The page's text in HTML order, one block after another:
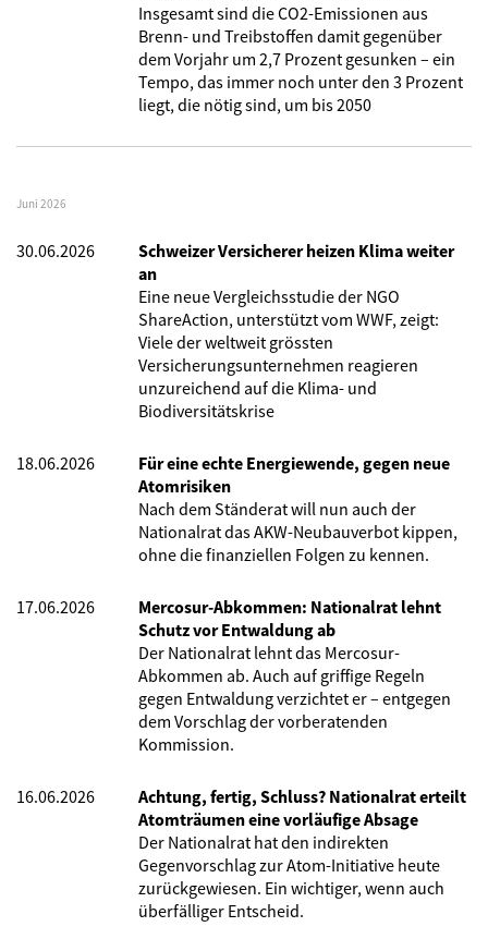
Insgesamt sind die CO2-Emissionen aus
Brenn- und Treibstoffen damit gegenüber
dem Vorjahr um 2,7 Prozent gesunken – ein
Tempo, das immer noch unter den 3 Prozent
liegt, die nötig sind, um bis 2050
Juni 2026
30.06.2026
Schweizer Versicherer heizen Klima weiter
an
Eine neue Vergleichsstudie der NGO
ShareAction, unterstützt vom WWF, zeigt:
Viele der weltweit grössten
Versicherungsunternehmen reagieren
unzureichend auf die Klima- und
Biodiversitätskrise
18.06.2026
Für eine echte Energiewende, gegen neue
Atomrisiken
Nach dem Ständerat will nun auch der
Nationalrat das AKW-Neubauverbot kippen,
ohne die finanziellen Folgen zu kennen.
17.06.2026
Mercosur-Abkommen: Nationalrat lehnt
Schutz vor Entwaldung ab
Der Nationalrat lehnt das Mercosur-
Abkommen ab. Auch auf griffige Regeln
gegen Entwaldung verzichtet er – entgegen
dem Vorschlag der vorberatenden
Kommission.
16.06.2026
Achtung, fertig, Schluss? Nationalrat erteilt
Atomträumen eine vorläufige Absage
Der Nationalrat hat den indirekten
Gegenvorschlag zur Atom-Initiative heute
zurückgewiesen. Ein wichtiger, wenn auch
überfälliger Entscheid.